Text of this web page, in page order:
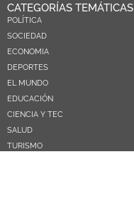
CATEGORÍAS TEMÁTICAS
POLÍTICA
SOCIEDAD
ECONOMIA
DEPORTES
EL MUNDO
EDUCACIÓN
CIENCIA Y TEC
SALUD
TURISMO